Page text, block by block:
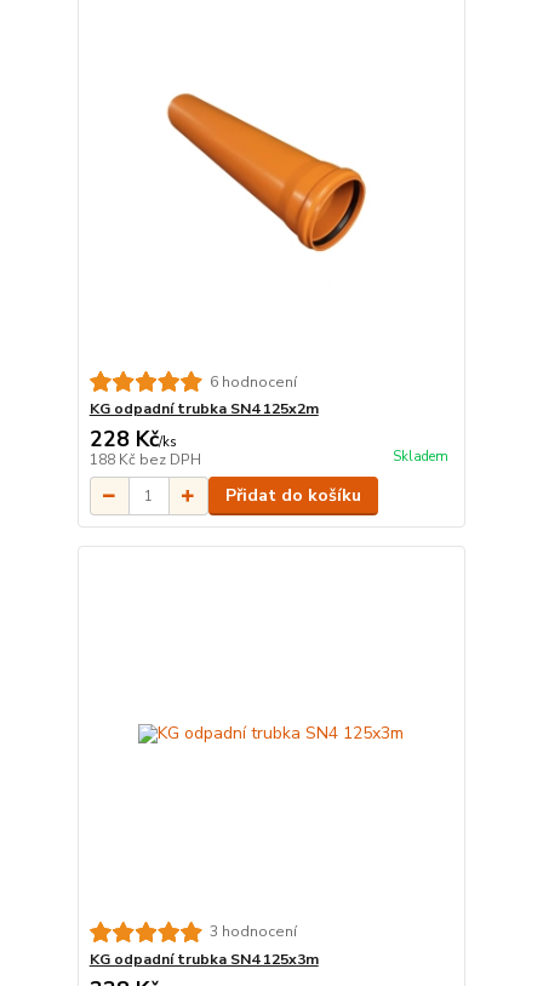
6 hodnocení
KG odpadní trubka SN4 125x2m
228 Kč/ks
188 Kč bez DPH Skladem
Přidat do košíku
3 hodnocení
KG odpadní trubka SN4 125x3m